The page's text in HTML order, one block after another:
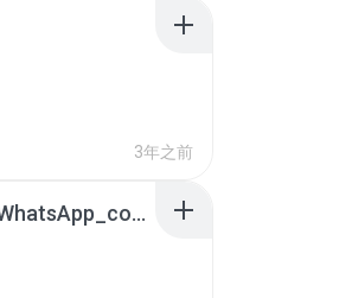
3年之前
65536533_Conversa_do_WhatsApp_com_Meu_Esposo.zip